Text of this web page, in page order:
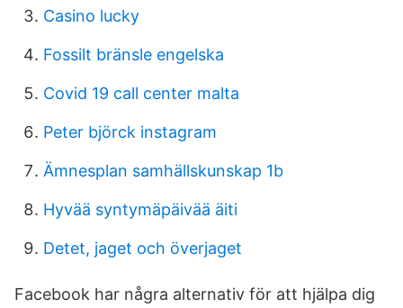
Casino lucky
Fossilt bränsle engelska
Covid 19 call center malta
Peter björck instagram
Ämnesplan samhällskunskap 1b
Hyvää syntymäpäivää äiti
Detet, jaget och överjaget
Facebook har några alternativ för att hjälpa dig